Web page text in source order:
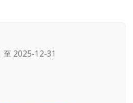
至 2025-12-31